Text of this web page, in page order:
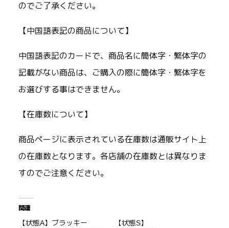
のでご了承ください。
【中国語表記の商品について】
中国語表記のカードで、商品名に簡体字・繁体字の
記載がない商品は、ご購入の際に簡体字・繁体字を
お選びする事はできません。
【在庫数について】
商品ページに表示されている在庫数は通販サイト上
の在庫数となります。各店舗の在庫数とは異なりま
すのでご注意ください。
関連
【状態A】ブラッキー
【状態S】